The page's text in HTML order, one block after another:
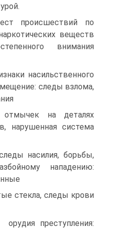
происшествий по
веществ
внимания
следы взлома,
на деталях
нарушенная система
борьбы,
нападению:
стекла, следы крови